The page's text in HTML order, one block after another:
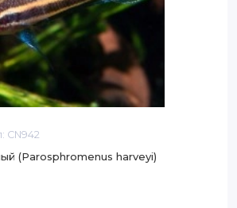
CN942
(Parosphromenus harveyi)